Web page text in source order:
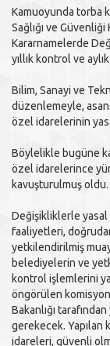
Kamuoyunda torba
Sağlığı ve
Kararnamelerde
yıllık kontrol ve
Bilim, Sanayi ve
düzenlemeyle,
özel idarelerinin
Böylelikle bugüne
özel idarelerince
kavuşturulmuş oldu.
Değişikliklerle yasal
faaliyetleri,
yetkilendirilmiş
belediyelerin ve
kontrol işlemlerini
öngörülen
Bakanlığı
gerekecek.
idareleri, güvenli